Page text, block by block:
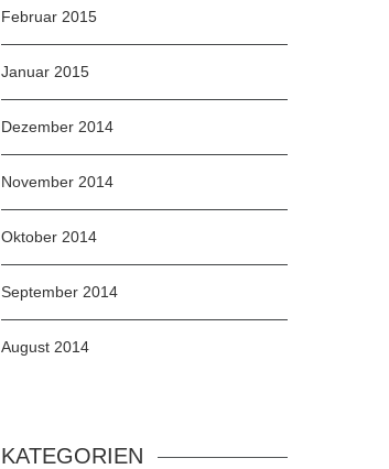
Februar 2015
Januar 2015
Dezember 2014
November 2014
Oktober 2014
September 2014
August 2014
KATEGORIEN